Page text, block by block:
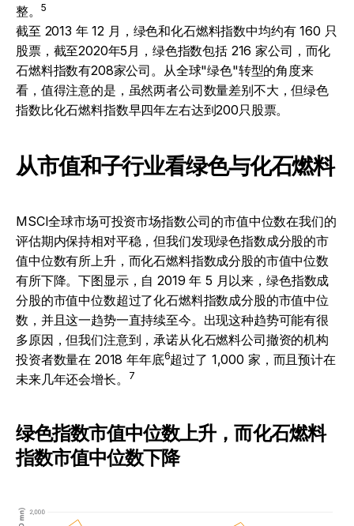
整。
5
截至 2013 年 12 月，绿色和化石燃料指数中均约有 160 只
股票，截至2020年5月，绿色指数包括 216 家公司，而化
石燃料指数有208家公司。从全球"绿色"转型的角度来
看，值得注意的是，虽然两者公司数量差别不大，但绿色
指数比化石燃料指数早四年左右达到200只股票。
从市值和子行业看绿色与化石燃料
MSCI全球市场可投资市场指数公司的市值中位数在我们的
评估期内保持相对平稳，但我们发现绿色指数成分股的市
值中位数有所上升，而化石燃料指数成分股的市值中位数
有所下降。下图显示，自 2019 年 5 月以来，绿色指数成
分股的市值中位数超过了化石燃料指数成分股的市值中位
数，并且这一趋势一直持续至今。出现这种趋势可能有很
多原因，但我们注意到，承诺从化石燃料公司撤资的机构
投资者数量在 2018 年年底6超过了 1,000 家，而且预计在
未来几年还会增长。
7
绿色指数市值中位数上升，而化石燃料
指数市值中位数下降